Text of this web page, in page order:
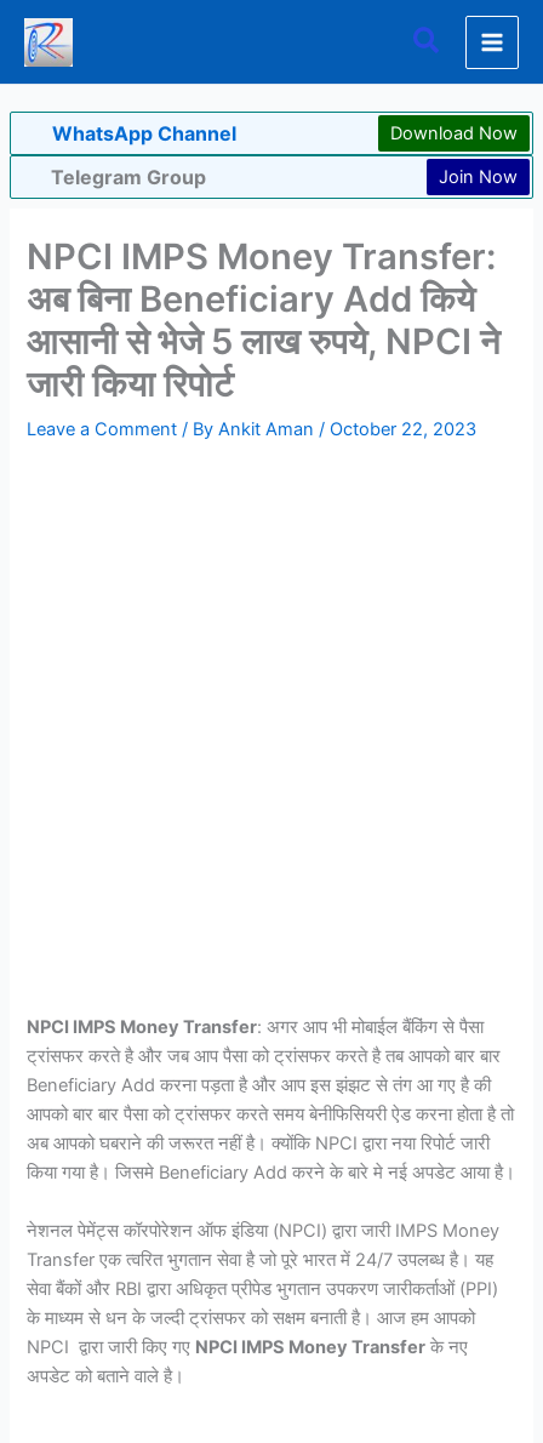
Skip
content
Search
WhatsApp Channel Download Now
Telegram Group Join Now
NPCI IMPS Money Transfer:
अब बिना Beneficiary Add किये
आसानी से भेजे 5 लाख रुपये, NPCI ने
जारी किया रिपोर्ट
Leave a Comment / ByAnkit Aman/October 22, 2023
NPCI IMPS Money Transfer: अगर आप भी मोबाईल बैंकिंग से पैसा
ट्रांसफर करते है और जब आप पैसा को ट्रांसफर करते है तब आपको बार बार
Beneficiary Add करना पड़ता है और आप इस झंझट से तंग आ गए है की
आपको बार बार पैसा को ट्रांसफर करते समय बेनीफिसियरी ऐड करना होता है तो
अब आपको घबराने की जरूरत नहीं है। क्योंकि NPCI द्वारा नया रिपोर्ट जारी
किया गया है। जिसमे Beneficiary Add करने के बारे मे नई अपडेट आया है।
नेशनल पेमेंट्स कॉरपोरेशन ऑफ इंडिया (NPCI) द्वारा जारी IMPS Money
Transfer एक त्वरित भुगतान सेवा है जो पूरे भारत में 24/7 उपलब्ध है। यह
सेवा बैंकों और RBI द्वारा अधिकृत प्रीपेड भुगतान उपकरण जारीकर्ताओं (PPI)
के माध्यम से धन के जल्दी ट्रांसफर को सक्षम बनाती है। आज हम आपको
NPCI द्वारा जारी किए गए NPCI IMPS Money Transfer के नए
अपडेट को बताने वाले है।